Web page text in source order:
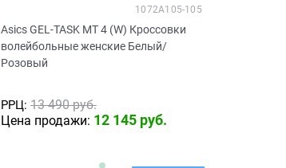
Asics GEL-TASK MT 4 (W) Кроссовки
волейбольные женские Белый/
Розовый
1072A105-105
РРЦ: 13 490 руб.
Цена продажи: 12 145 руб.